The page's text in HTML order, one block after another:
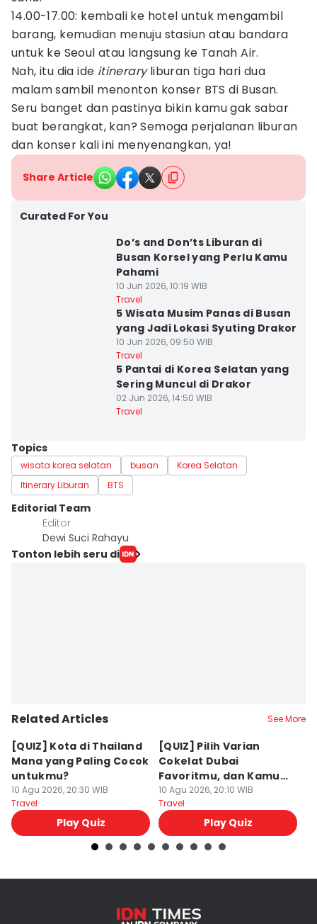
14.00-17.00: kembali ke hotel untuk mengambil
barang, kemudian menuju stasiun atau bandara
untuk ke Seoul atau langsung ke Tanah Air.
Nah, itu dia ide itineraryliburan tiga hari dua
malam sambil menonton konser BTS di Busan.
Seru banget dan pastinya bikin kamu gak sabar
buat berangkat, kan? Semoga perjalanan liburan
dan konser kali ini menyenangkan, ya!
Share Article
Curated For You
Do’s and Don’ts Liburan di
Busan Korsel yang Perlu Kamu
Pahami
10 Jun 2026, 10:19 WIB
Travel
5 Wisata Musim Panas di Busan
yang Jadi Lokasi Syuting Drakor
10 Jun 2026, 09:50 WIB
Travel
5 Pantai di Korea Selatan yang
Sering Muncul di Drakor
02 Jun 2026, 14:50 WIB
Travel
Topics
wisata korea selatan busan
Korea Selatan
Itinerary Liburan
BTS
Editorial Team
Editor
Dewi Suci Rahayu
Tonton lebih seru di
Related Articles See More
[QUIZ] Kota di Thailand
Mana yang Paling Cocok
untukmu?
10 Agu 2026, 20:30 WIB
Travel
Play Quiz
[QUIZ] Pilih Varian
Cokelat Dubai
Favoritmu, dan Kamu
akan Liburan ke Sini!
10 Agu 2026, 20:10 WIB
Travel
Play Quiz